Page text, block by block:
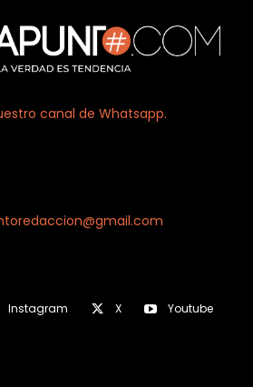
canal de Whatsapp.
Instagram X Youtube